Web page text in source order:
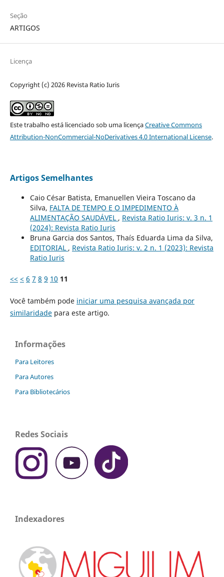
Seção
ARTIGOS
Licença
Copyright (c) 2026 Revista Ratio Iuris
Este trabalho está licenciado sob uma licençaCreative Commons
Attribution-NonCommercial-NoDerivatives 4.0 International License.
Artigos Semelhantes
Caio César Batista, Emanuellen Vieira Toscano da
Silva, FALTA DE TEMPO E O IMPEDIMENTO À
ALIMENTAÇÃO SAUDÁVEL , Revista Ratio Iuris: v. 3 n. 1
(2024): Revista Ratio Iuris
Bruna Garcia dos Santos, Thaís Eduarda Lima da Silva,
EDITORIAL , Revista Ratio Iuris: v. 2 n. 1 (2023): Revista
Ratio Iuris
<< < 6 7 8 9 10 11
Você também pode iniciar uma pesquisa avançada por
similaridadepara este artigo.
Informações
Para Leitores
Para Autores
Para Bibliotecários
Redes Sociais
Indexadores